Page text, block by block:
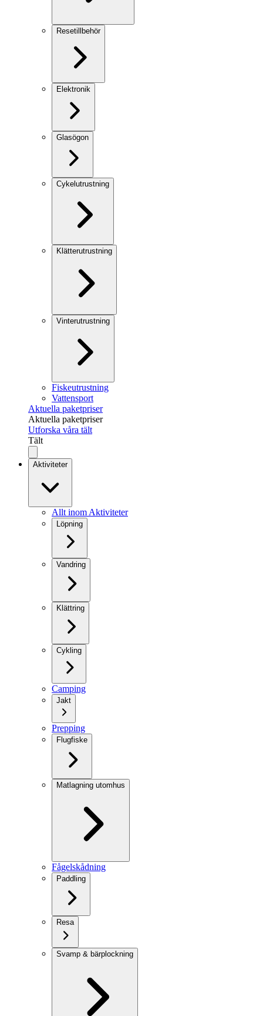
Resetillbehör
Elektronik
Glasögon
Cykelutrustning
Klätterutrustning
Vinterutrustning
Fiskeutrustning
Vattensport
Aktuella paketpriser
Aktuella paketpriser
Utforska våra tält
Tält
Aktiviteter
Allt inom Aktiviteter
Löpning
Vandring
Klättring
Cykling
Camping
Jakt
Prepping
Flugfiske
Matlagning utomhus
Fågelskådning
Paddling
Resa
Svamp & bärplockning